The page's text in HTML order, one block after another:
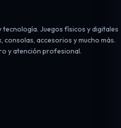
tecnología. Juegos físicos y digitales
consolas, accesorios y mucho más.
y atención profesional.